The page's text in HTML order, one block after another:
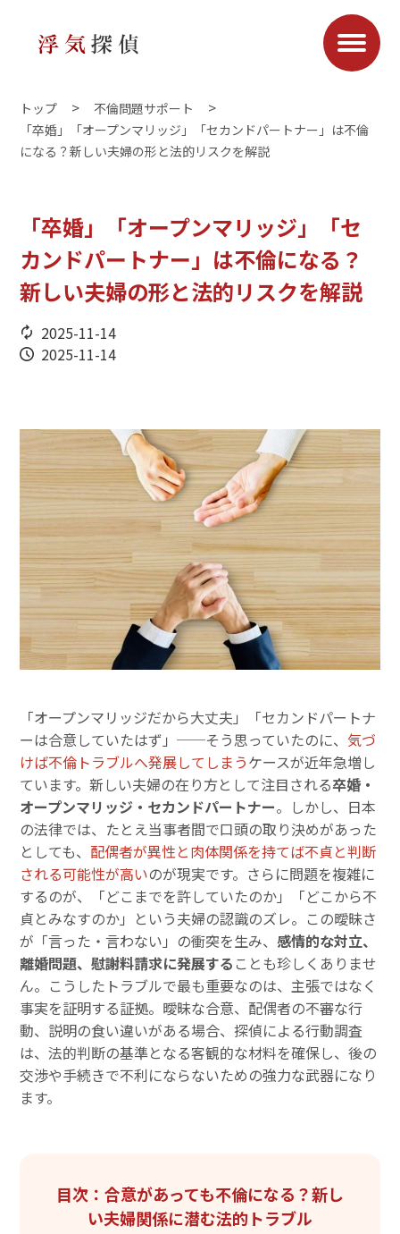
トップ
不倫問題サポート
「卒婚」「オープンマリッジ」「セカンドパートナー」は不倫
になる？新しい夫婦の形と法的リスクを解説
「卒婚」「オープンマリッジ」「セ
カンドパートナー」は不倫になる？
新しい夫婦の形と法的リスクを解説
2025-11-14
2025-11-14
「オープンマリッジだから大丈夫」「セカンドパートナ
ーは合意していたはず」──そう思っていたのに、気づ
けば不倫トラブルへ発展してしまうケースが近年急増し
ています。新しい夫婦の在り方として注目される卒婚・
オープンマリッジ・セカンドパートナー。しかし、日本
の法律では、たとえ当事者間で口頭の取り決めがあった
としても、 配偶者が異性と肉体関係を持てば不貞と判断
される可能性が高いのが現実です。さらに問題を複雑に
するのが、「どこまでを許していたのか」「どこから不
貞とみなすのか」という夫婦の認識のズレ。この曖昧さ
が「言った・言わない」の衝突を生み、 感情的な対立、
離婚問題、慰謝料請求に発展する ことも珍しくありませ
ん。こうしたトラブルで最も重要なのは、主張ではなく
事実を証明する証拠。曖昧な合意、配偶者の不審な行
動、説明の食い違いがある場合、探偵による行動調査
は、法的判断の基準となる客観的な材料を確保し、後の
交渉や手続きで不利にならないための強力な武器になり
ます。
目次：合意があっても不倫になる？新し
い夫婦関係に潜む法的トラブル